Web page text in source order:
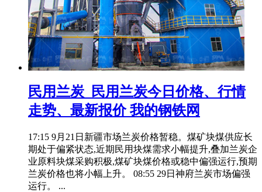
民用兰炭_民用兰炭今日价格、行情
走势、最新报价 我的钢铁网
17:15 9月21日新疆市场兰炭价格暂稳。煤矿块煤供应长
期处于偏紧状态,近期民用块煤需求小幅提升,叠加兰炭企
业原料块煤采购积极,煤矿块煤价格或稳中偏强运行,预期
兰炭价格也将小幅上升。 08:55 29日神府兰炭市场偏强
运行。 ...